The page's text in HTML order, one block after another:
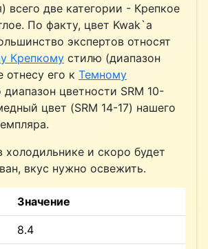
всего две категории - Крепкое
По факту, цвет Kwak`a
экспертов относят
Крепкому стилю (диапазон
отнесу его к Темному
диапазон цветности SRM 10-
цвет (SRM 14-17) нашего
холодильнике и скоро будет
вкус нужно освежить.
Значение
8.4